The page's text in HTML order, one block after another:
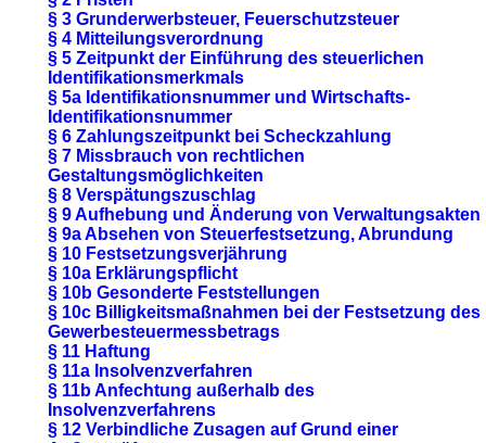
§ 3 Grunderwerbsteuer, Feuerschutzsteuer
§ 4 Mitteilungsverordnung
§ 5 Zeitpunkt der Einführung des steuerlichen
Identifikationsmerkmals
§ 5a Identifikationsnummer und Wirtschafts-
Identifikationsnummer
§ 6 Zahlungszeitpunkt bei Scheckzahlung
§ 7 Missbrauch von rechtlichen
Gestaltungsmöglichkeiten
§ 8 Verspätungszuschlag
§ 9 Aufhebung und Änderung von Verwaltungsakten
§ 9a Absehen von Steuerfestsetzung, Abrundung
§ 10 Festsetzungsverjährung
§ 10a Erklärungspflicht
§ 10b Gesonderte Feststellungen
§ 10c Billigkeitsmaßnahmen bei der Festsetzung des
Gewerbesteuermessbetrags
§ 11 Haftung
§ 11a Insolvenzverfahren
§ 11b Anfechtung außerhalb des
Insolvenzverfahrens
§ 12 Verbindliche Zusagen auf Grund einer